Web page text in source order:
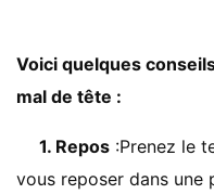
Voici quelques
mal de tête :
1. Repos :Prenez le
vous reposer dans une